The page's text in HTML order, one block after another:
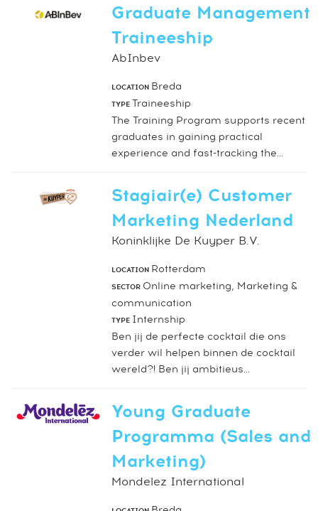
Graduate Management
Traineeship
AbInbev
LOCATION Breda
TYPE Traineeship
The Training Program supports recent
graduates in gaining practical
experience and fast-tracking the...
Stagiair(e) Customer
Marketing Nederland
Koninklijke De Kuyper B.V.
LOCATION Rotterdam
SECTOR Online marketing, Marketing &
communication
TYPE Internship
Ben jij de perfecte cocktail die ons
verder wil helpen binnen de cocktail
wereld?! Ben jij ambitieus...
Young Graduate
Programma (Sales and
Marketing)
Mondelez International